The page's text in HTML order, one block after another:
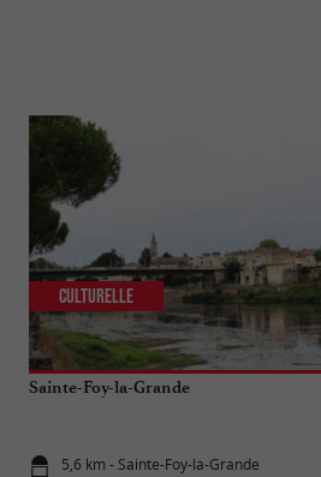
Sainte-Foy-la-Grande
5,6 km - Sainte-Foy-la-Grande
Culturelle